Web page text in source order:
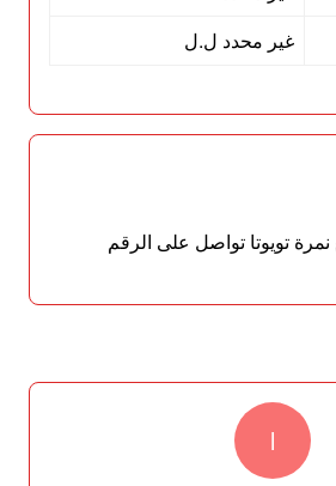
غير محدد ل.ل
تويوتا تواصل على الرقم
l